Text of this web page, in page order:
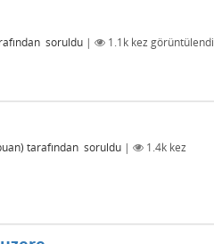
soruldu | 1.1k kez görüntülendi
tarafından soruldu | 1.4k kez